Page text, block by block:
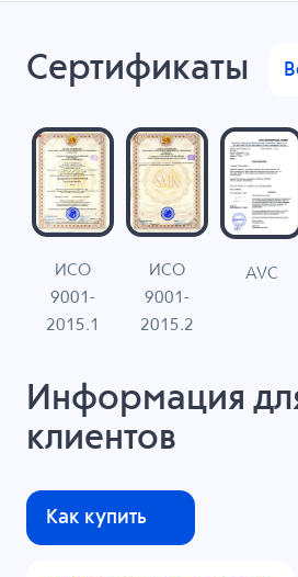
Сертификаты
ИСО
9001-
2015.1
ИСО
9001-
2015.2
AVC
Информация
клиентов
Как купить